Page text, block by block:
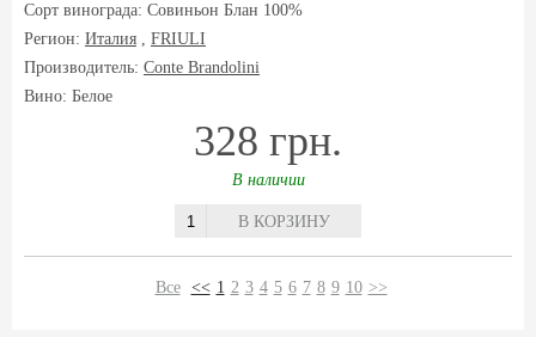
Сорт винограда: Совиньон Блан 100%
Регион: Италия , FRIULI
Производитель: Conte Brandolini
Вино: Белое
328 грн.
В наличии
В КОРЗИНУ
Все << 1 2 3 4 5 6 7 8 9 10 >>